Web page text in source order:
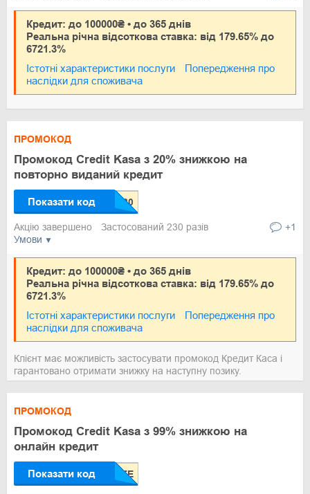
Кредит: до 100000₴ • до 365 днів
Реальна річна відсоткова ставка: від 179.65% до
6721.3%
Істотні характеристики послуги
Попередження про
наслідки для споживача
Умови
ПРОМОКОД
Промокод Credit Kasa з 20% знижкою на
повторно виданий кредит
Показати код
Акцію завершено Застосований 230 разів +1
Кредит: до 100000₴ • до 365 днів
Реальна річна відсоткова ставка: від 179.65% до
6721.3%
Істотні характеристики послуги
Попередження про
наслідки для споживача
Клієнт має можливість застосувати промокод Кредит Каса і
гарантовано отримати знижку на наступну позику.
ПРОМОКОД
Промокод Credit Kasa з 99% знижкою на
онлайн кредит
Показати код